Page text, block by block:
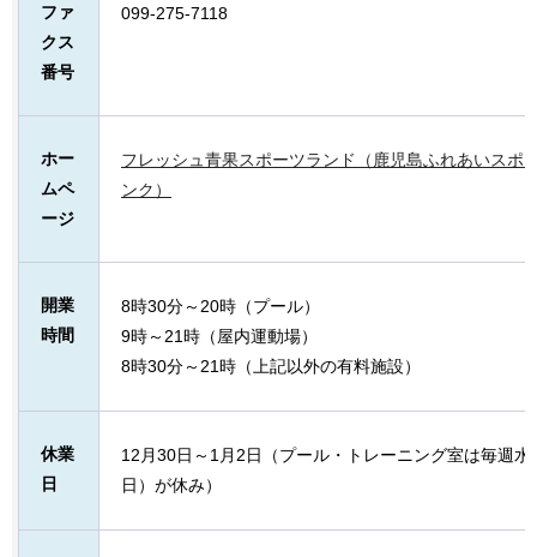
ファ
クス
番号
099-275-7118
ホー
ムペ
ージ
フレッシュ青果スポーツランド（鹿児島ふれあいスポ
ンク）
開業
時間
8時30分～20時（プール）
9時～21時（屋内運動場）
8時30分～21時（上記以外の有料施設）
休業
日
12月30日～1月2日（プール・トレーニング室は毎週
日）が休み）